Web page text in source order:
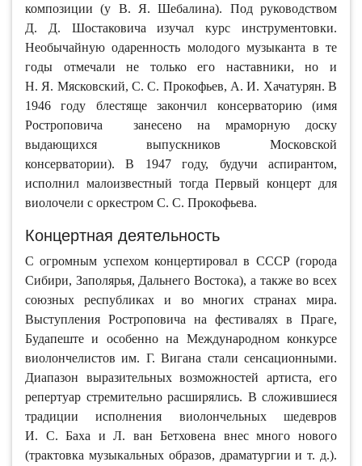
композиции (у В. Я. Шебалина). Под руководством
Д. Д. Шостаковича изучал курс инструментовки.
Необычайную одаренность молодого музыканта в те
годы отмечали не только его наставники, но и
Н. Я. Мясковский, С. С. Прокофьев, А. И. Хачатурян. В
1946 году блестяще закончил консерваторию (имя
Ростроповича занесено на мраморную доску
выдающихся выпускников Московской
консерватории). В 1947 году, будучи аспирантом,
исполнил малоизвестный тогда Первый концерт для
виолочели с оркестром С. С. Прокофьева.
Концертная деятельность
С огромным успехом концертировал в СССР (города
Сибири, Заполярья, Дальнего Востока), а также во всех
союзных республиках и во многих странах мира.
Выступления Ростроповича на фестивалях в Праге,
Будапеште и особенно на Международном конкурсе
виолончелистов им. Г. Вигана стали сенсационными.
Диапазон выразительных возможностей артиста, его
репертуар стремительно расширялись. В сложившиеся
традиции исполнения виолончельных шедевров
И. С. Баха и Л. ван Бетховена внес много нового
(трактовка музыкальных образов, драматургии и т. д.).